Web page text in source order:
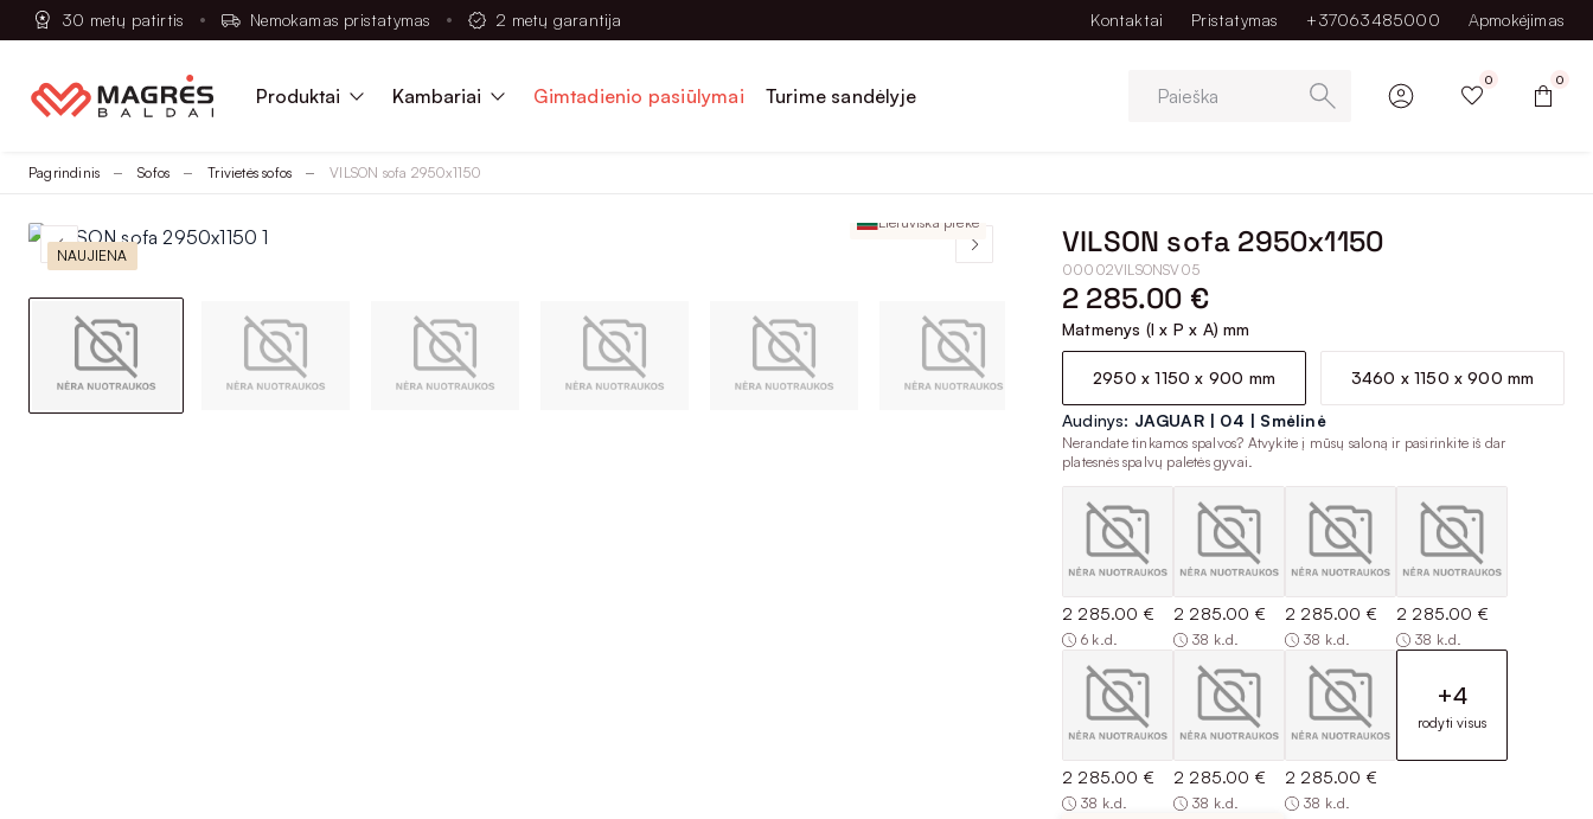
30 metų patirtis Nemokamas pristatymas 2 metų garantija Kontaktai Pristatymas +37063485000 Apmokėjimas
Produktai Kambariai Gimtadienio pasiūlymai Turime sandėlyje Paieška
0 0
Pagrindinis Sofos Trivietės sofos VILSON sofa 2950x1150
NAUJIENA
Lietuviška prekė
VILSON sofa 2950x1150
00002VILSONSV05
2 285.00 €
Matmenys (I x P x A) mm
2950 x 1150 x 900 mm 3460 x 1150 x 900 mm
Audinys: JAGUAR | 04 | Smėlinė
Nerandate tinkamos spalvos? Atvykite į mūsų saloną ir pasirinkite iš dar
platesnės spalvų paletės gyvai.
2 285.00 €
6 k.d.
2 285.00 €
38 k.d.
2 285.00 €
38 k.d.
2 285.00 €
38 k.d.
2 285.00 €
38 k.d.
2 285.00 €
38 k.d.
2 285.00 €
38 k.d.
+4
rodyti visus